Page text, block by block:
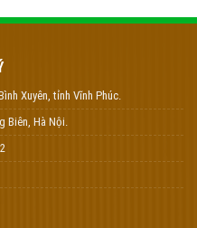
Xuyên, tỉnh Vĩnh Phúc.
Biên, Hà Nội.